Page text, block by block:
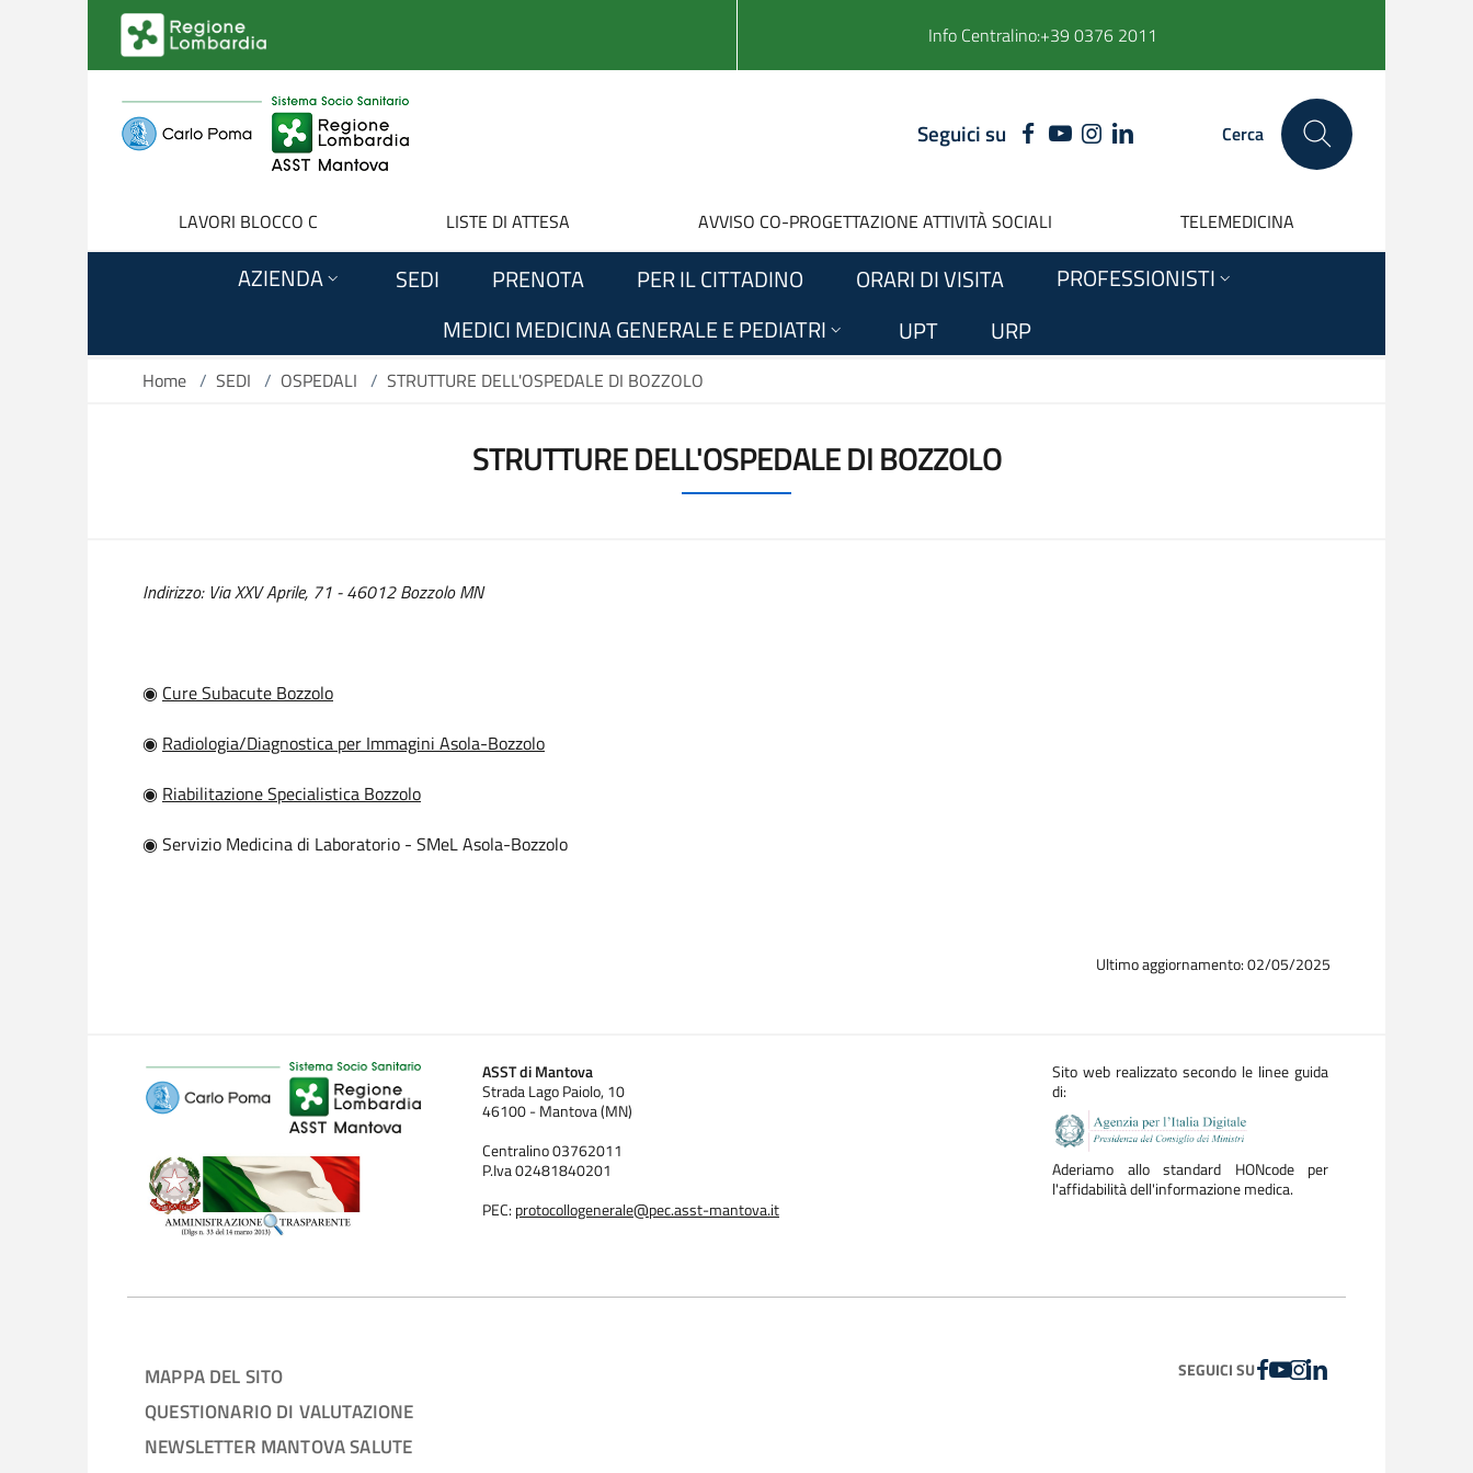
Salta al contenuto principale
Info Centralino:+39 0376 2011
Seguici suFACEBOOK
YOUTUBE
INSTAGRAM
LINKEDIN Cerca
LAVORI BLOCCO C LISTE DI ATTESA AVVISO CO-PROGETTAZIONE ATTIVITÀ SOCIALI TELEMEDICINA
AZIENDA SEDI PRENOTA PER IL CITTADINO ORARI DI VISITA
PROFESSIONISTI
MEDICI MEDICINA GENERALE E PEDIATRI
UPT URP
Home / SEDI / OSPEDALI / STRUTTURE DELL'OSPEDALE DI BOZZOLO
STRUTTURE DELL'OSPEDALE DI BOZZOLO
Indirizzo: Via XXV Aprile, 71 - 46012 Bozzolo MN
◉ Cure Subacute Bozzolo
◉ Radiologia/Diagnostica per Immagini Asola-Bozzolo
◉ Riabilitazione Specialistica Bozzolo
◉ Servizio Medicina di Laboratorio - SMeL Asola-Bozzolo
Ultimo aggiornamento: 02/05/2025
ASST di Mantova
Strada Lago Paiolo, 10
46100 - Mantova (MN)
Centralino 03762011
P.Iva 02481840201
PEC: protocollogenerale@pec.asst-mantova.it
Sito web realizzato secondo le linee guida
di:
Aderiamo allo standard HONcode per
l'affidabilità dell'informazione medica.
MAPPA DEL SITO
QUESTIONARIO DI VALUTAZIONE
NEWSLETTER MANTOVA SALUTE
SEGUICI SUFACEBOOK
YOUTUBE
INSTAGRAM
LINKEDIN